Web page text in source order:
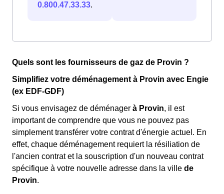
0.800.47.33.33.
Quels sont les fournisseurs de gaz de Provin ?
Simplifiez votre déménagement à Provin avec Engie
(ex EDF-GDF)
Si vous envisagez de déménager à Provin, il est
important de comprendre que vous ne pouvez pas
simplement transférer votre contrat d'énergie actuel. En
effet, chaque déménagement requiert la résiliation de
l'ancien contrat et la souscription d'un nouveau contrat
spécifique à votre nouvelle adresse dans la ville de
Provin.